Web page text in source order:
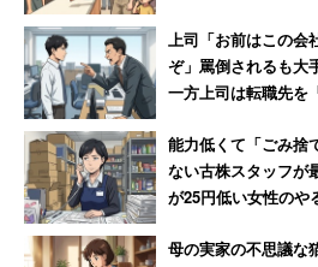
「産休は1年、育休は2年取れ
社なので、そういった制度は整
す。同じ職場の人でも何人か現
妊娠したら乗務員は乗務を下
の仕事をして産休に入ります。
短勤務する人が多いです」
（物流サービス／20代後半女
上司「お前はこの会
ぞ」罵倒されるも大
一方上司は転職先を
能力低くて「ごみ捨
ない古株スタッフが
が25円低い女性のや
母の実家の不思議な